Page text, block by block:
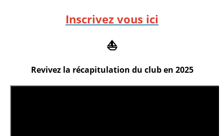
Inscrivez vous ici
⛵
Revivez la récapitulation du club en 2025